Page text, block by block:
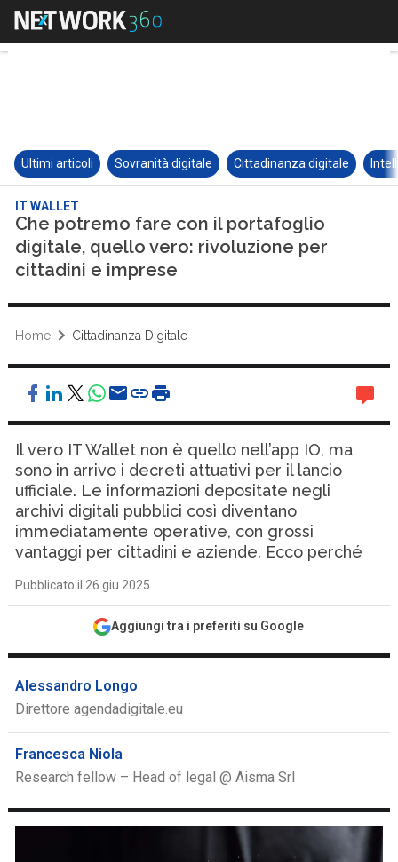
Ultimi articoli Sovranità digitale Cittadinanza digitale
IT WALLET
Che potremo fare con il portafoglio
digitale, quello vero: rivoluzione per
cittadini e imprese
Home Cittadinanza Digitale
Il vero IT Wallet non è quello nell’app IO, ma
sono in arrivo i decreti attuativi per il lancio
ufficiale. Le informazioni depositate negli
archivi digitali pubblici così diventano
immediatamente operative, con grossi
vantaggi per cittadini e aziende. Ecco perché
Pubblicato il 26 giu 2025
Aggiungi tra i preferiti su Google
Alessandro Longo
Direttore agendadigitale.eu
Francesca Niola
Research fellow – Head of legal @ Aisma Srl